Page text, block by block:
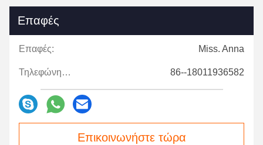
Επαφές
Επαφές: Miss. Anna
Τηλεφώνημα: 86--18011936582
Επικοινωνήστε τώρα